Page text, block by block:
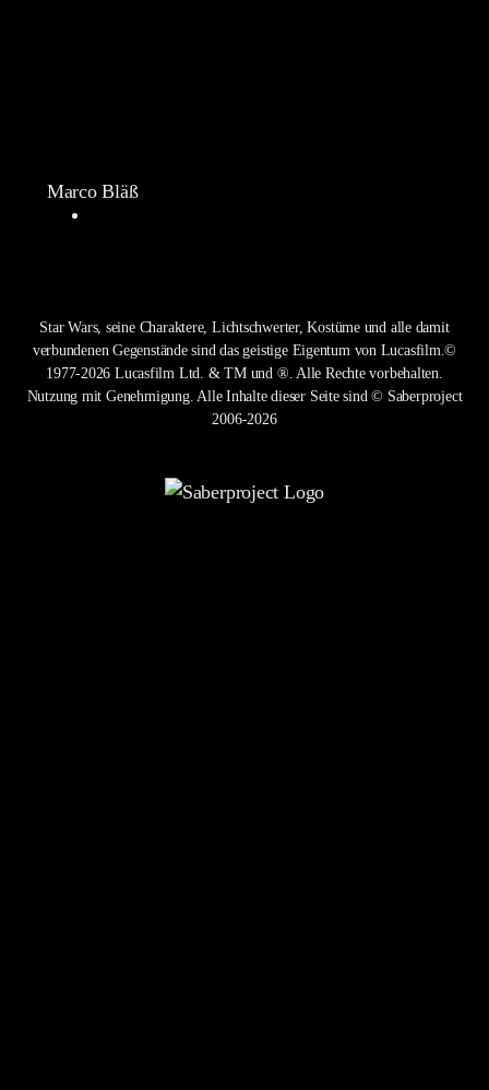
Marco Bläß
Star Wars, seine Charaktere, Lichtschwerter, Kostüme und alle damit
verbundenen Gegenstände sind das geistige Eigentum von Lucasfilm.©
1977-2026 Lucasfilm Ltd. & TM und ®. Alle Rechte vorbehalten.
Nutzung mit Genehmigung. Alle Inhalte dieser Seite sind © Saberproject
2006-2026